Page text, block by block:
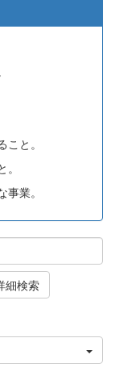
と。
業。
細検索